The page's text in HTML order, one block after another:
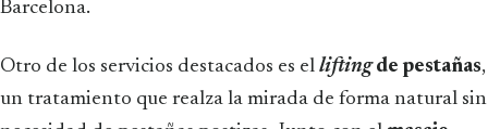
Barcelona.
Otro de los servicios destacados es el liftingde pestañas,
un tratamiento que realza la mirada de forma natural sin